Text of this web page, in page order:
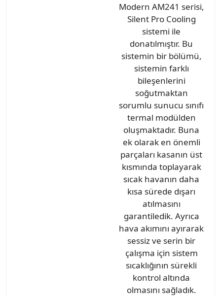
Modern AM241 serisi,
Silent Pro Cooling
sistemi ile
donatılmıştır. Bu
sistemin bir bölümü,
sistemin farklı
bileşenlerini
soğutmaktan
sorumlu sunucu sınıfı
termal modülden
oluşmaktadır. Buna
ek olarak en önemli
parçaları kasanın üst
kısmında toplayarak
sıcak havanın daha
kısa sürede dışarı
atılmasını
garantiledik. Ayrıca
hava akımını ayırarak
sessiz ve serin bir
çalışma için sistem
sıcaklığının sürekli
kontrol altında
olmasını sağladık.